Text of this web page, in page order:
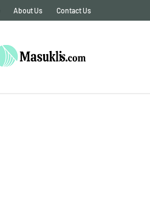
About Us Contact Us